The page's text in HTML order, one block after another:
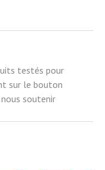
testés pour
sur le bouton
soutenir